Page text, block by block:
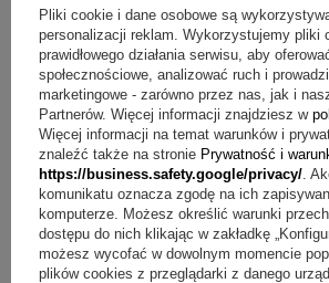
Pliki cookie i dane osobowe są
personalizacji reklam. Wykorzystujemy pliki
prawidłowego działania serwisu, aby
społecznościowe, analizować ruch i
marketingowe - zarówno przez nas, jak i
Partnerów. Więcej informacji znajdziesz w
Więcej informacji na temat warunków i
znaleźć także na stronie Prywatność i
https://business.safety.google/privacy/.
komunikatu oznacza zgodę na ich
komputerze. Możesz określić warunki
dostępu do nich klikając w zakładkę
możesz wycofać w dowolnym momencie
plików cookies z przeglądarki z danego